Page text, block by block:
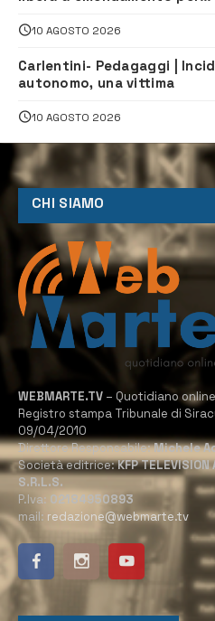
Vermexio e Barresi
10 AGOSTO 2026
Carlentini- Pedagaggi |
autonomo, una vittima
10 AGOSTO 2026
CHI SIAMO
WEBMARTE.TV – Quotidiano online
Registro stampa Tribunale di
09/04/2010
Direttore Responsabile:Michele
Società editrice:KFP TELEVISION
S.R.L.S.
P.Iva: 02184950893
mail: redazione@webmarte.tv